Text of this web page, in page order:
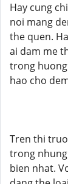
Hay cung
noi mang
the quen.
ai dam me
trong huong
hao cho
Tren thi
trong
bien nhat.